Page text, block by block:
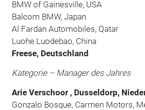
BMW of Gainesville, USA
Balcom BMW, Japan
Al Fardan Automobiles, Qatar
Luohe Luodebao, China
Freese, Deutschland
Kategorie – Manager des Jahres
Arie Verschoor , Dusseldorp,
Gonzalo Bosque, Carmen Motors,